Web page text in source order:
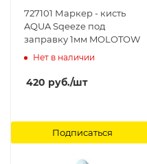
727101 Маркер - кисть
AQUA Sqeeze под
заправку 1мм MOLOTOW
Нет в наличии
420 руб./шт
Подписаться